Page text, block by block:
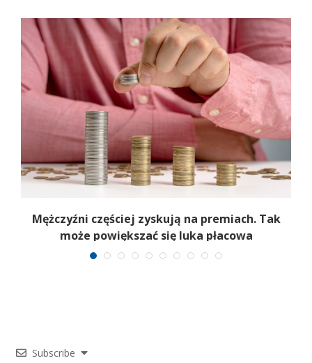
Mężczyźni częściej zyskują na premiach. Tak
może powiększać się luka płacowa
Subscribe